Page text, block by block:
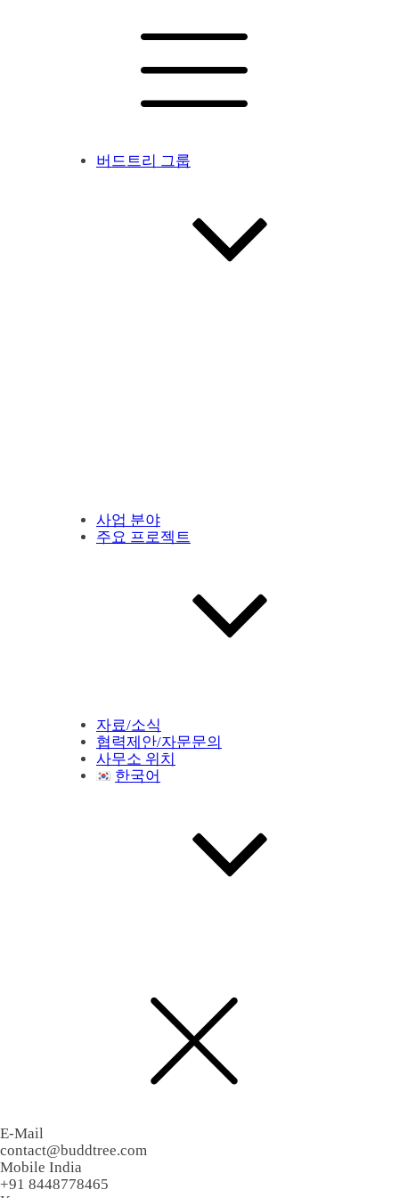
버드트리 그룹
사업 분야
주요 프로젝트
자료/소식
협력제안/자문문의
사무소 위치
한국어
E-Mail
contact@buddtree.com
Mobile India
+91 8448778465